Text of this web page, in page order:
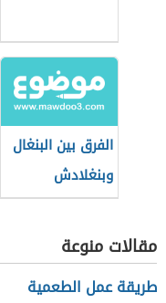
الفرق بين البنغال
وبنغلادش
مقالات منوعة
طريقة عمل الطعمية